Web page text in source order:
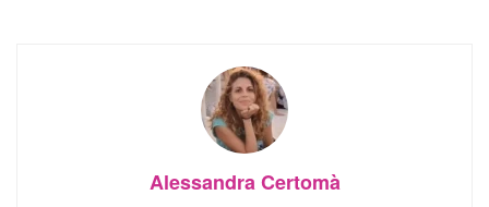
Alessandra Certomà